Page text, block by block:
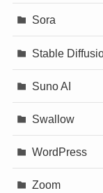
Sora
Stable
Suno AI
Swallow
WordPress
Zoom